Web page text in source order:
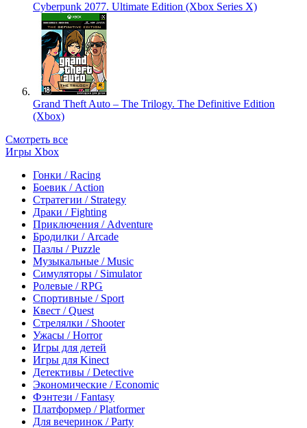
Cyberpunk 2077. Ultimate Edition (Xbox Series X)
Grand Theft Auto – The Trilogy. The Definitive Edition
(Xbox)
Смотреть все
Игры Xbox
Гонки / Racing
Боевик / Action
Стратегии / Strategy
Драки / Fighting
Приключения / Adventure
Бродилки / Arcade
Пазлы / Puzzle
Музыкальные / Music
Симуляторы / Simulator
Ролевые / RPG
Спортивные / Sport
Квест / Quest
Стрелялки / Shooter
Ужасы / Horror
Игры для детей
Игры для Kinect
Детективы / Detective
Экономические / Economic
Фэнтези / Fantasy
Платформер / Platformer
Для вечеринок / Party